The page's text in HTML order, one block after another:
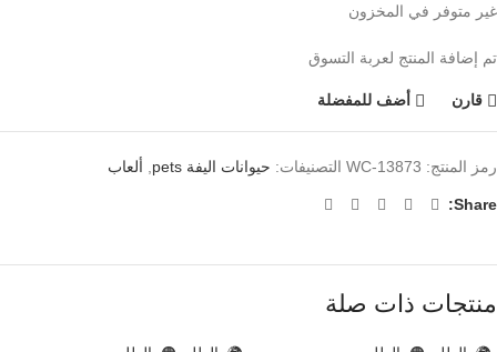
غير متوفر في المخزون
تم إضافة المنتج لعربة التسوق
قارن أضف للمفضلة
رمز المنتج: WC-13873 التصنيفات: حيوانات اليفة pets ألعاب
Share:
منتجات ذات صلة